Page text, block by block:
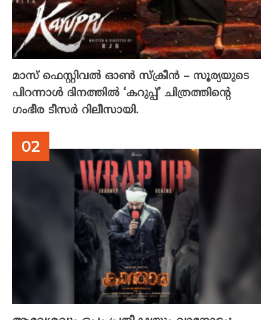
മാസ് ഫെസ്റ്റിവൽ ഓൺ സ്‌ക്രീൻ – സൂര്യയുടെ
പിറന്നാൾ ദിനത്തിൽ ‘കറുപ്പ്’ ചിത്രത്തിന്റെ
ഗംഭീര ടീസർ റിലീസായി.